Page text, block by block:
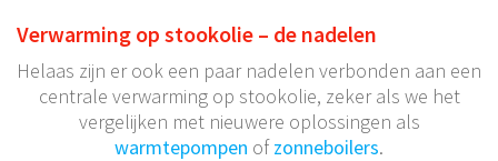
Verwarming op stookolie – de nadelen
Helaas zijn er ook een paar nadelen verbonden aan een
centrale verwarming op stookolie, zeker als we het
vergelijken met nieuwere oplossingen als
warmtepompen ofzonneboilers.